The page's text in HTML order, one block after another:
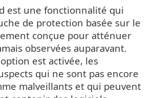
est une fonctionnalité qui
de protection basée sur le
conçue pour atténuer
observées auparavant.
est activée, les
qui ne sont pas encore
malveillants et qui peuvent